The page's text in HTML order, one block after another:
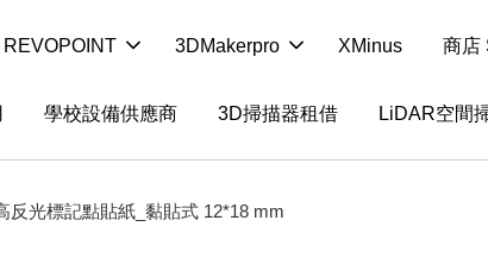
REVOPOINT 3DMakerpro XMinus 商店
學校設備供應商 3D掃描器租借 LiDAR空間
反光標記點貼紙_黏貼式 12*18 mm